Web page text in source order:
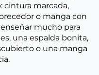
cintura marcada,
o manga con
mucho para
una espalda bonita,
o una manga